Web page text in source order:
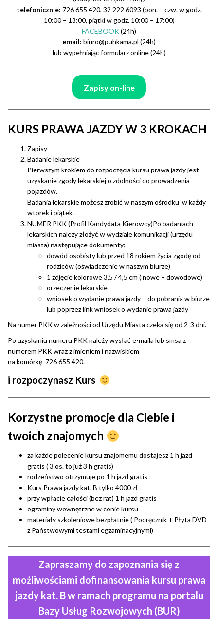
telefonicznie: 726 655 420, 32 222 6093 (pon. – czw. w godz.
10:00 – 18:00, piątki w godz. 10:00 – 17:00)
FACEBOOK(24h)
email: biuro@puhkama.pl (24h)
lub wypełniając formularz online (24h)
Zapisy on-line
KURS PRAWA JAZDY W 3 KROKACH
Zapisy
Badanie lekarskie
Pierwszym krokiem do rozpoczęcia kursu prawa jazdy jest
uzyskanie zgody lekarskiej o zdolności do prowadzenia
pojazdów.
Badania lekarskie możesz zrobić w naszym ośrodku w każdy
wtorek i piątek.
NUMER PKK (Profil Kandydata Kierowcy)Po badaniach
lekarskich należy złożyć w wydziale komunikacji (urzędu
miasta) następujące dokumenty:
dowód osobisty lub przed 18 rokiem życia zgodę od
rodziców (oświadczenie w naszym biurze)
1 zdjęcie kolorowe 3,5 / 4,5 cm ( nowe – dowodowe)
orzeczenie lekarskie
wniosek o wydanie prawa jazdy – do pobrania w biurze
lub poprzez link wniosek o wydanie prawa jazdy
Na numer PKK w zależności od Urzędu Miasta czeka się od 2-3 dni.
Po uzyskaniu numeru PKK należy wysłać e-maila lub smsa z
numerem PKK wraz z imieniem i nazwiskiem
na komórkę 726 655 420.
i rozpoczynasz Kurs
Korzystne promocje dla Ciebie i
twoich znajomych
za każde polecenie kursu znajomemu dostajesz 1 h jazd
gratis ( 3 os. to już 3 h gratis)
rodzeństwo otrzymuje po 1 h jazd gratis
Kurs Prawa jazdy kat. B tylko 4000 zł
przy wpłacie całości (bez rat) 1 h jazd gratis
egzaminy wewnętrzne w cenie kursu
materiały szkoleniowe bezpłatnie ( Podręcznik + Płyta DVD
z Państwowymi testami egzaminacyjnymi)
Zapraszamy do zapoznania się z
możliwościami dofinansowania kursu prawa
jazdy kat. B w ramach programu na portalu
Bazy Usług Rozwojowych (BUR)